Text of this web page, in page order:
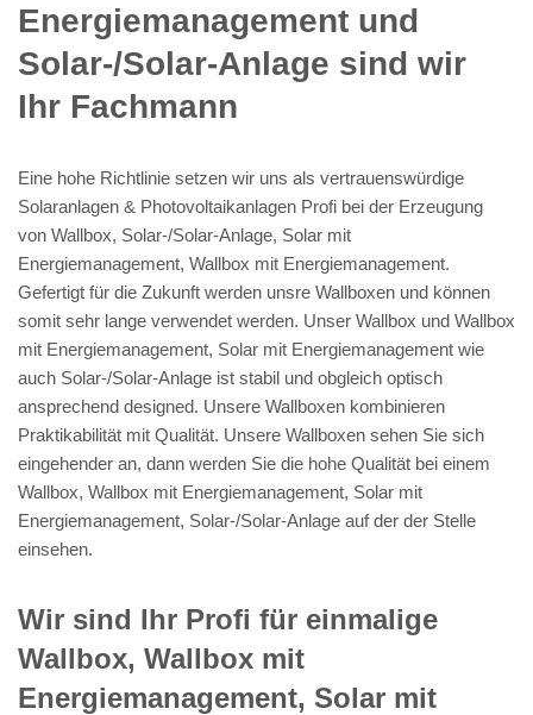
Energiemanagement und
Solar-/Solar-Anlage sind wir
Ihr Fachmann
Eine hohe Richtlinie setzen wir uns als vertrauenswürdige
Solaranlagen & Photovoltaikanlagen Profi bei der Erzeugung
von Wallbox, Solar-/Solar-Anlage, Solar mit
Energiemanagement, Wallbox mit Energiemanagement.
Gefertigt für die Zukunft werden unsre Wallboxen und können
somit sehr lange verwendet werden. Unser Wallbox und Wallbox
mit Energiemanagement, Solar mit Energiemanagement wie
auch Solar-/Solar-Anlage ist stabil und obgleich optisch
ansprechend designed. Unsere Wallboxen kombinieren
Praktikabilität mit Qualität. Unsere Wallboxen sehen Sie sich
eingehender an, dann werden Sie die hohe Qualität bei einem
Wallbox, Wallbox mit Energiemanagement, Solar mit
Energiemanagement, Solar-/Solar-Anlage auf der der Stelle
einsehen.
Wir sind Ihr Profi für einmalige
Wallbox, Wallbox mit
Energiemanagement, Solar mit